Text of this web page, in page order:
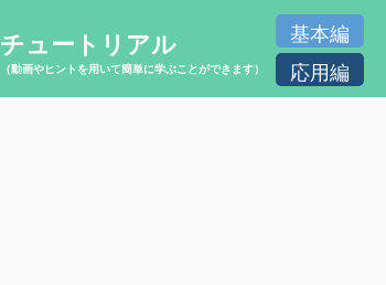
チュートリアル
（動画やヒントを用いて簡単に学ぶことができます）
基本編
応用編